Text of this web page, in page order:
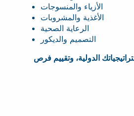
الأزياء والمنسوجات
الأغذية والمشروبات
الرعاية الصحية
التصميم والديكور
الدولية، وتقييم فرص